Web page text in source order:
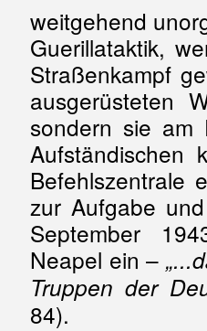
weitgehend
Guerillataktik,
Straßenkampf
ausgerüsteten
sondern sie am
Aufständischen
Befehlszentrale
zur Aufgabe
September
Neapel ein –
Truppen der
84).